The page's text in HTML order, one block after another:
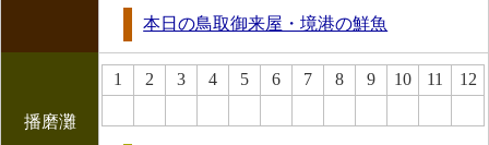
本日の鳥取御来屋・境港の鮮魚
播磨灘
1 2 3 4 5 6 7 8 9 10 11 12